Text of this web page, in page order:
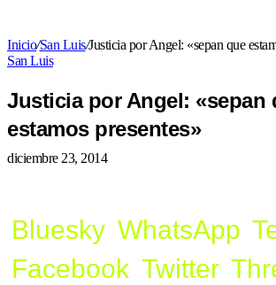
Inicio/San Luis/Justicia por Angel: «sepan que
San Luis
Justicia por Angel: «sepan
estamos presentes»
diciembre 23, 2014
Bluesky WhatsApp
Facebook Twitter